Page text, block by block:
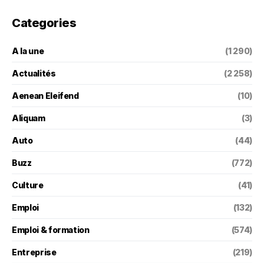
Categories
A la une (1 290)
Actualités (2 258)
Aenean Eleifend (10)
Aliquam (3)
Auto (44)
Buzz (772)
Culture (41)
Emploi (132)
Emploi & formation (574)
Entreprise (219)